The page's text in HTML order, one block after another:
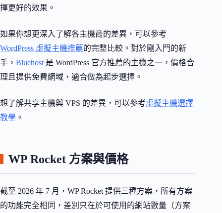
揮更好的效果。
如果你想更深入了解各主機商的差異，可以參考
WordPress 虛擬主機推薦的完整比較。對於剛入門的新
手， Bluehost 是 WordPress 官方推薦的主機之一，價格合
理且提供免費網域，適合做為起步選擇。
想了解共享主機與 VPS 的差異，可以參考虛擬主機選擇
教學 。
WP Rocket 方案與價格
截至 2026 年 7 月，WP Rocket 提供三種方案，所有方案
的功能完全相同，差別只在於可使用的網站數量（方案